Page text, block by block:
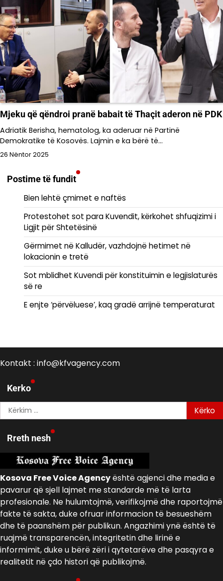
Mjeku që qëndroi pranë babait të Thaçit aderon në PDK
Adriatik Berisha, hematolog, ka aderuar në Partinë
Demokratike të Kosovës. Lajmin e ka bërë të…
26 Nëntor 2025
Postime të fundit
Bien lehtë çmimet e naftës
Protestohet sot para Kuvendit, kërkohet shfuqizimi i
Ligjit për Shtetësinë
Gërmimet në Kalludër, vazhdojnë hetimet në
lokacionin e tretë
Sot mblidhet Kuvendi për konstituimin e legjislaturës
së re
E enjte ‘përvëluese’, kaq gradë arrijnë temperaturat
Kontakt : info@kfvagency.com
Kerko
Kërko
për:
Rreth nesh
Kosova Free Voice Agencyështë agjenci dhe media e
pavarur që sjell lajmet me standarde më të larta
profesionale. Ne hulumtojmë, verifikojmë dhe raportojmë
fakte të sakta, duke ofruar informacion të besueshëm
dhe të paanshëm për publikun. Angazhimi ynë është të
ruajmë transparencën, integritetin dhe lirinë e
informimit, duke u bërë zëri i qytetarëve dhe pasqyra e
realitetit në çdo histori që publikojmë.